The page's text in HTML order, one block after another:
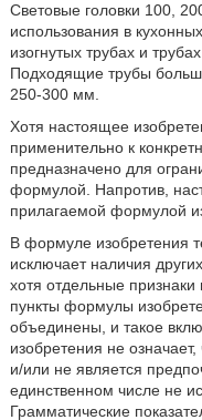
Световые головки 100,
использования в
изогнутых трубах и
Подходящие трубы
250-300 мм.
Хотя настоящее
применительно к
предназначено для
формулой. Напротив,
прилагаемой формулой
В формуле изобретения
исключает наличия
хотя отдельные
пункты формулы
объединены, и такое
изобретения не
и/или не является
единственном числе не
Грамматические